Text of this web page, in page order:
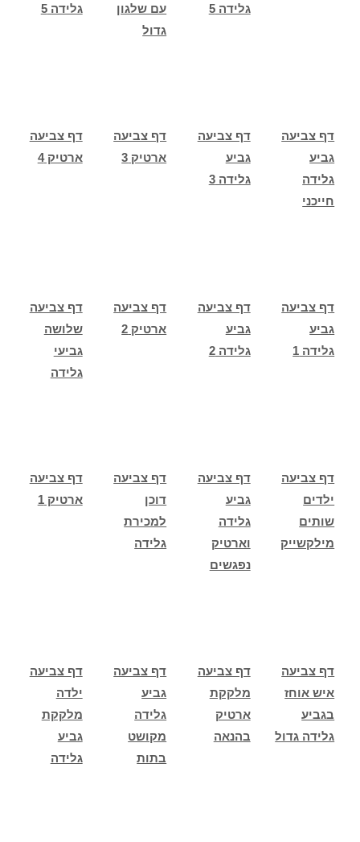
גלידה 5
עם שלגון
גדול
גלידה 5
דף צביעה
ארטיק 4
דף צביעה
ארטיק 3
דף צביעה
גביע
גלידה 3
דף צביעה
גביע
גלידה
חייכני
דף צביעה
שלושה
גביעי
גלידה
דף צביעה
ארטיק 2
דף צביעה
גביע
גלידה 2
דף צביעה
גביע
גלידה 1
דף צביעה
ארטיק 1
דף צביעה
דוכן
למכירת
גלידה
דף צביעה
גביע
גלידה
וארטיק
נפגשים
דף צביעה
ילדים
שותים
מילקשייק
דף צביעה
ילדה
מלקקת
גביע
גלידה
דף צביעה
גביע
גלידה
מקושט
בתות
דף צביעה
מלקקת
ארטיק
בהנאה
דף צביעה
איש אוחז
בגביע
גלידה גדול